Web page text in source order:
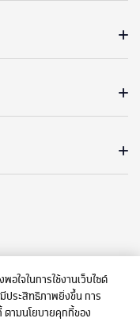
ใจในการใช้งานเว็บไซต์
มีประสิทธิภาพยิ่งขึ้น การ
ตามนโยบายคุกกี้ของ